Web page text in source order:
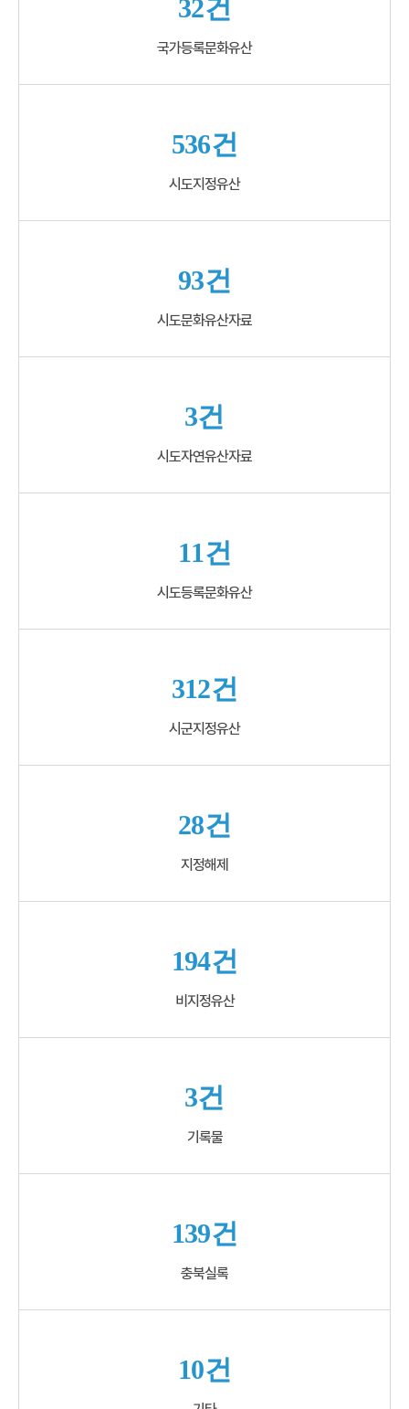
32건
국가등록문화유산
536건
시도지정유산
93건
시도문화유산자료
3건
시도자연유산자료
11건
시도등록문화유산
312건
시군지정유산
28건
지정해제
194건
비지정유산
3건
기록물
139건
충북실록
10건